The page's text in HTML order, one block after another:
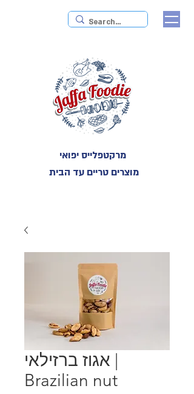
מוצרים טריים עד הבית
אגוז ברזילאי |
Brazilian nut